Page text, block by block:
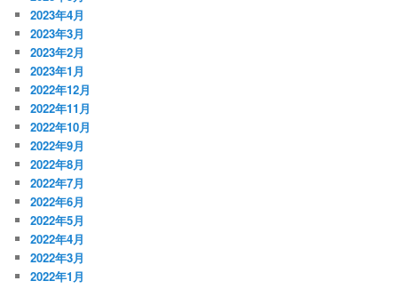
2023年4月
2023年3月
2023年2月
2023年1月
2022年12月
2022年11月
2022年10月
2022年9月
2022年8月
2022年7月
2022年6月
2022年5月
2022年4月
2022年3月
2022年1月